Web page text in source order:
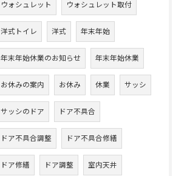
ウォシュレット ウォシュレット取付
洋式トイレ 洋式 年末年始
年末年始休業のお知らせ 年末年始休業
お休みの案内 お休み 休業 サッシ
サッシのドア ドア不具合
ドア不具合調整 ドア不具合修繕
ドア修繕 ドア調整 室内天井